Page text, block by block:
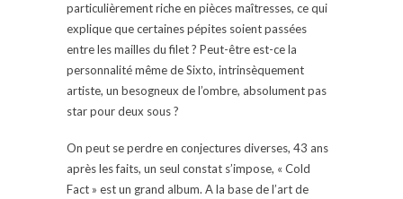
particulièrement riche en pièces maîtresses, ce qui
explique que certaines pépites soient passées
entre les mailles du filet ? Peut-être est-ce la
personnalité même de Sixto, intrinsèquement
artiste, un besogneux de l’ombre, absolument pas
star pour deux sous ?
On peut se perdre en conjectures diverses, 43 ans
après les faits, un seul constat s’impose, « Cold
Fact » est un grand album. A la base de l’art de